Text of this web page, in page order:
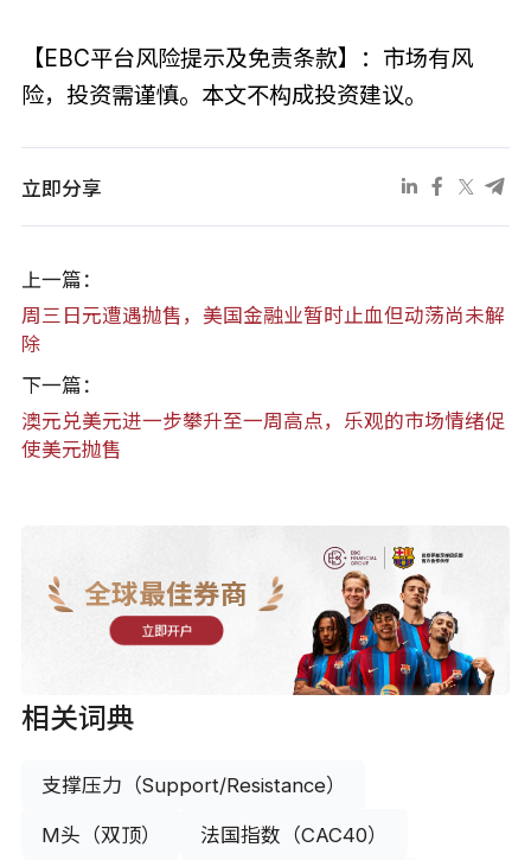
【EBC平台风险提示及免责条款】：市场有风
险，投资需谨慎。本文不构成投资建议。
立即分享
上一篇：
周三日元遭遇抛售，美国金融业暂时止血但动荡尚未解
除
下一篇：
澳元兑美元进一步攀升至一周高点，乐观的市场情绪促
使美元抛售
全球最佳券商
立即开户
相关词典
支撑压力（Support/Resistance）
M头（双顶） 法国指数（CAC40）